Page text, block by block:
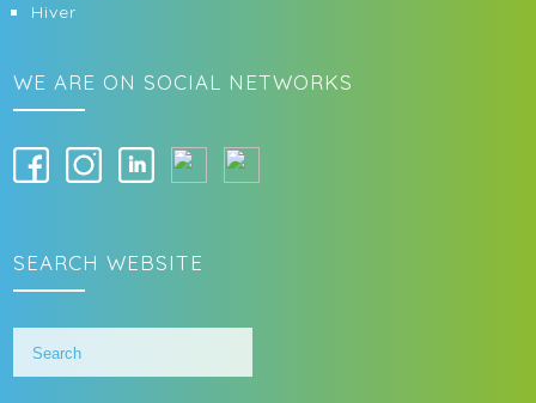
Hiver
WE ARE ON SOCIAL NETWORKS
SEARCH WEBSITE